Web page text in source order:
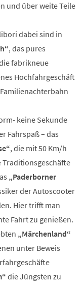
und über weite Teile
dabei sind in
, das pures
fabrikneue
Hochfahrgeschäft
keine Sekunde
Fahrspaß – das
, die mit 50 Km/h
„Paderborner
der Autoscooter
Hier trifft man
Fahrt zu genießen.
„Märchenland“
unter Beweis
die Jüngsten zu